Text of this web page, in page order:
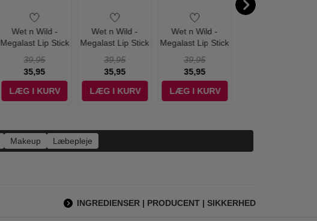
Wet n Wild -
Megalast Lip Stick
39,95
35,95
LÆG I KURV
Wet n Wild -
Megalast Lip Stick
Lingerie
39,95
35,95
LÆG I KURV
Wet n Wild -
Megalast Lip Stick
Alarm
39,95
35,95
LÆG I KURV
Makeup Læbepleje
INGREDIENSER | PRODUCENT | SIKKERHED